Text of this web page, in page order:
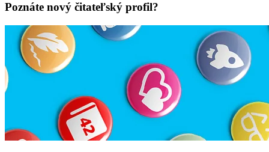
Poznáte nový čitateľský profil?